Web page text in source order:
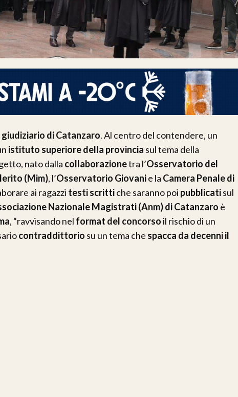
di Catanzaro. Al centro del contendere, un
istituto superiore della provincia sul tema della
nato dalla collaborazionetra l’Osservatorio del
(Mim), l’Osservatorio Giovanie la Camera Penale di
ai ragazzi testi scrittiche saranno poi pubblicatisul
Nazionale Magistrati (Anm) di Catanzaro è
, “ravvisando nel format del concorsoil rischio di un
contraddittorio su un tema che spacca da decenni il